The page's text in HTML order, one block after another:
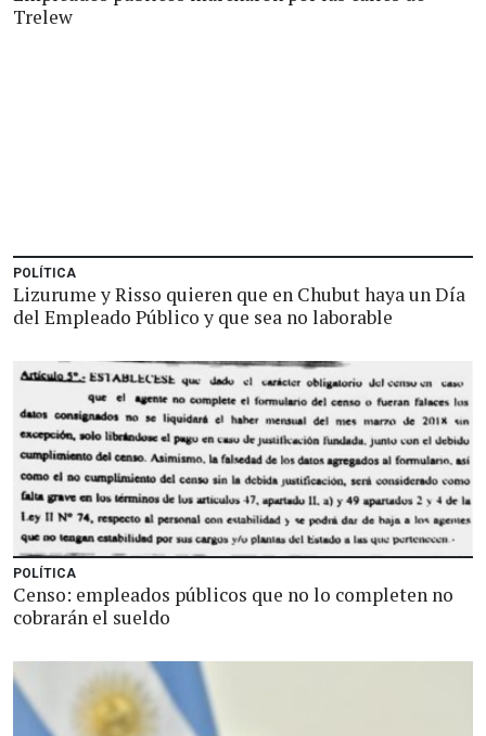
Trelew
POLÍTICA
Lizurume y Risso quieren que en Chubut haya un Día
del Empleado Público y que sea no laborable
POLÍTICA
Censo: empleados públicos que no lo completen no
cobrarán el sueldo